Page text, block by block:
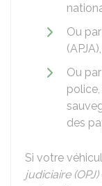
Ou
Ou
des
Si votre
judiciaire (OPJ)